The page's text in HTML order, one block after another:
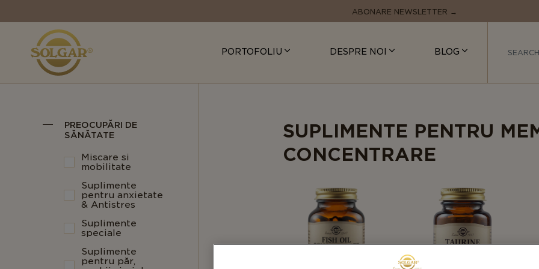
NAVIGATION
ABONARE NEWSLETTER →
PORTOFOLIU DESPRE NOI BLOG
PREOCUPĂRI DE
SĂNĂTATE
Miscare si
mobilitate
Suplimente
pentru anxietate
& Antistres
Suplimente
speciale
Suplimente
pentru păr,
SUPLIMENTE PENTRU
CONCENTRARE